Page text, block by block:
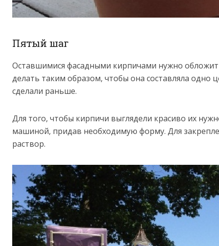
Пятый шаг
Оставшимися фасадными кирпичами нужно
делать таким образом, чтобы она составляла одно
сделали раньше.
Для того, чтобы кирпичи выглядели красиво их
машиной, придав необходимую форму. Для
раствор.